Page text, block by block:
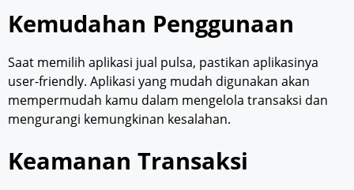
Kemudahan Penggunaan
Saat memilih aplikasi jual pulsa, pastikan aplikasinya
user-friendly. Aplikasi yang mudah digunakan akan
mempermudah kamu dalam mengelola transaksi dan
mengurangi kemungkinan kesalahan.
Keamanan Transaksi